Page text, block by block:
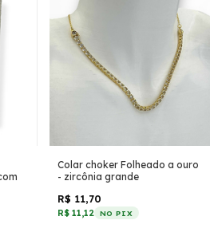
Colar choker Folheado a ouro
- zircônia grande
R$ 11,70
R$ 11,12 NO PIX